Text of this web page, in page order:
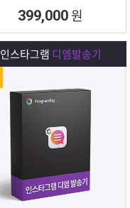
399,000 원
인스타그램 디엠발송기